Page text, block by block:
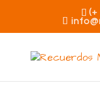
(+